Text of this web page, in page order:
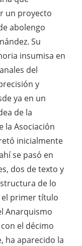
un proyecto
abolengo
Su
insumisa en
del
y
ya en un
de la
la Asociación
inicialmente
se pasó en
dos de texto y
de lo
el primer título
Anarquismo
el décimo
ha aparecido la